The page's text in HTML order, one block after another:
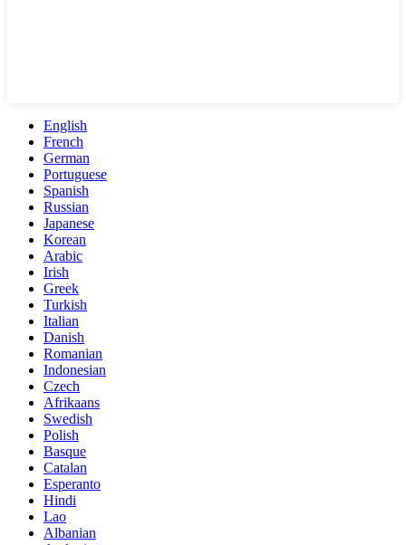
English
French
German
Portuguese
Spanish
Russian
Japanese
Korean
Arabic
Irish
Greek
Turkish
Italian
Danish
Romanian
Indonesian
Czech
Afrikaans
Swedish
Polish
Basque
Catalan
Esperanto
Hindi
Lao
Albanian